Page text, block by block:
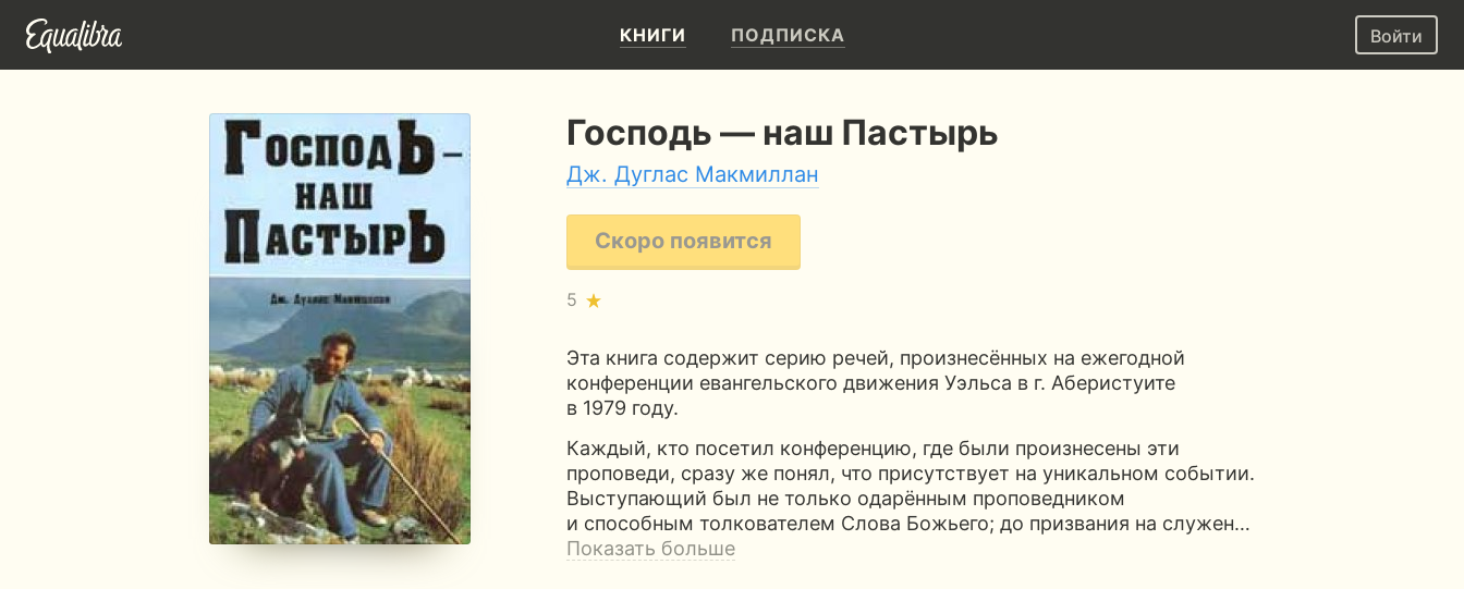
КНИГИ ПОДПИСКА Войти
Господь — наш Пастырь
Дж. Дуглас Макмиллан
Скоро появится
5
Эта книга содержит серию речей, произнесённых на ежегодной
конференции евангельского движения Уэльса в г. Аберистуите
в 1979 году.
Каждый, кто посетил конференцию, где были произнесены эти
проповеди, сразу же понял, что присутствует на уникальном событии.
Выступающий был не только одарённым проповедником
и способным толкователем Слова Божьего; до призвания на служен…
Показать больше